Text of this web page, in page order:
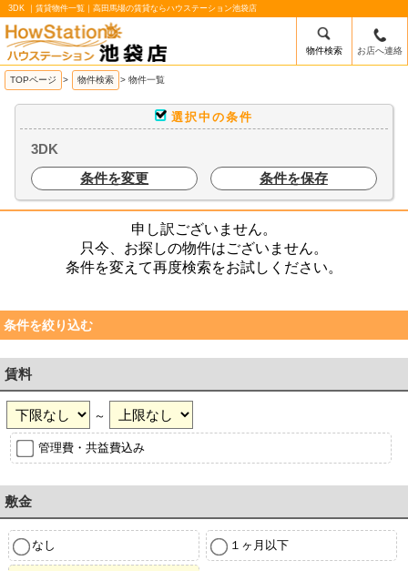
3DK ｜賃貸物件一覧｜高田馬場の賃貸ならハウステーション池袋店
/mobile_img/head-logo.png
物件検索 お店へ連絡
TOPページ > 物件検索 > 物件一覧
選択中の条件
3DK
条件を変更
条件を保存
申し訳ございません。
只今、お探しの物件はございません。
条件を変えて再度検索をお試しください。
条件を絞り込む
賃料
～
管理費・共益費込み
敷金
なし １ヶ月以下